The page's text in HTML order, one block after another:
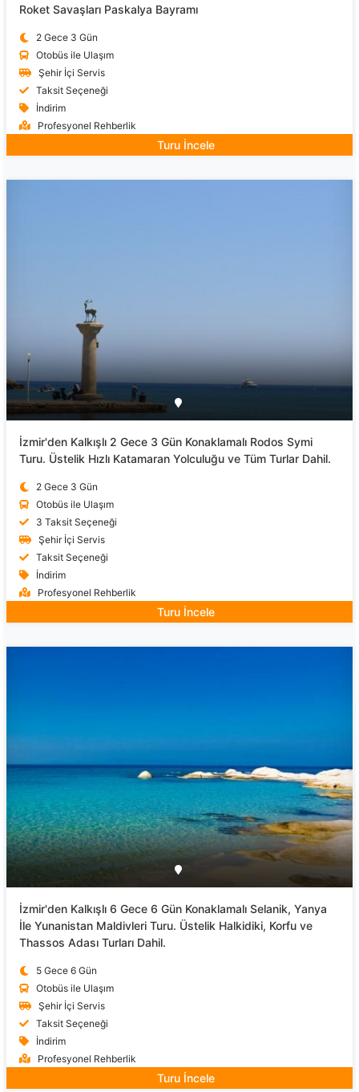
Roket Savaşları Paskalya Bayramı
2 Gece 3 Gün
Otobüs ile Ulaşım
Şehir İçi Servis
Taksit Seçeneği
İndirim
Profesyonel Rehberlik
Turu İncele
İzmir'den Kalkışlı 2 Gece 3 Gün Konaklamalı Rodos Symi
Turu. Üstelik Hızlı Katamaran Yolculuğu ve Tüm Turlar Dahil.
2 Gece 3 Gün
Otobüs ile Ulaşım
3 Taksit Seçeneği
Şehir İçi Servis
Taksit Seçeneği
İndirim
Profesyonel Rehberlik
Turu İncele
İzmir'den Kalkışlı 6 Gece 6 Gün Konaklamalı Selanik, Yanya
İle Yunanistan Maldivleri Turu. Üstelik Halkidiki, Korfu ve
Thassos Adası Turları Dahil.
5 Gece 6 Gün
Otobüs ile Ulaşım
Şehir İçi Servis
Taksit Seçeneği
İndirim
Profesyonel Rehberlik
Turu İncele